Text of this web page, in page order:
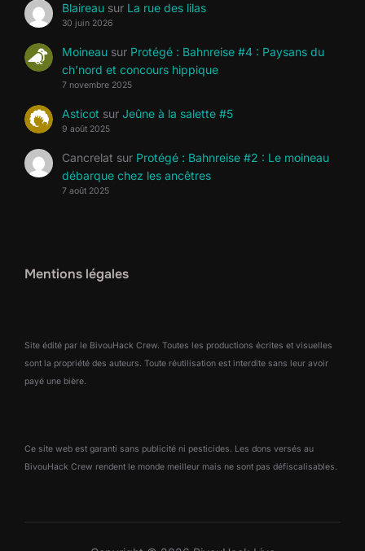
Blaireausur La rue des lilas
30 juin 2026
Moineausur Protégé : Bahnreise #4 : Paysans du
ch’nord et concours hippique
7 novembre 2025
Asticot sur Jeûne à la salette #5
9 août 2025
Cancrelat sur Protégé : Bahnreise #2 : Le moineau
débarque chez les ancêtres
7 août 2025
Mentions légales
Site édité par le BivouHack Crew. Toutes les productions écrites et visuelles
sont la propriété des auteurs. Toute réutilisation est interdite sans leur avoir
payé une bière.
Ce site web est garanti sans publicité ni pesticides. Les dons versés au
BivouHack Crew rendent le monde meilleur mais ne sont pas défiscalisables.